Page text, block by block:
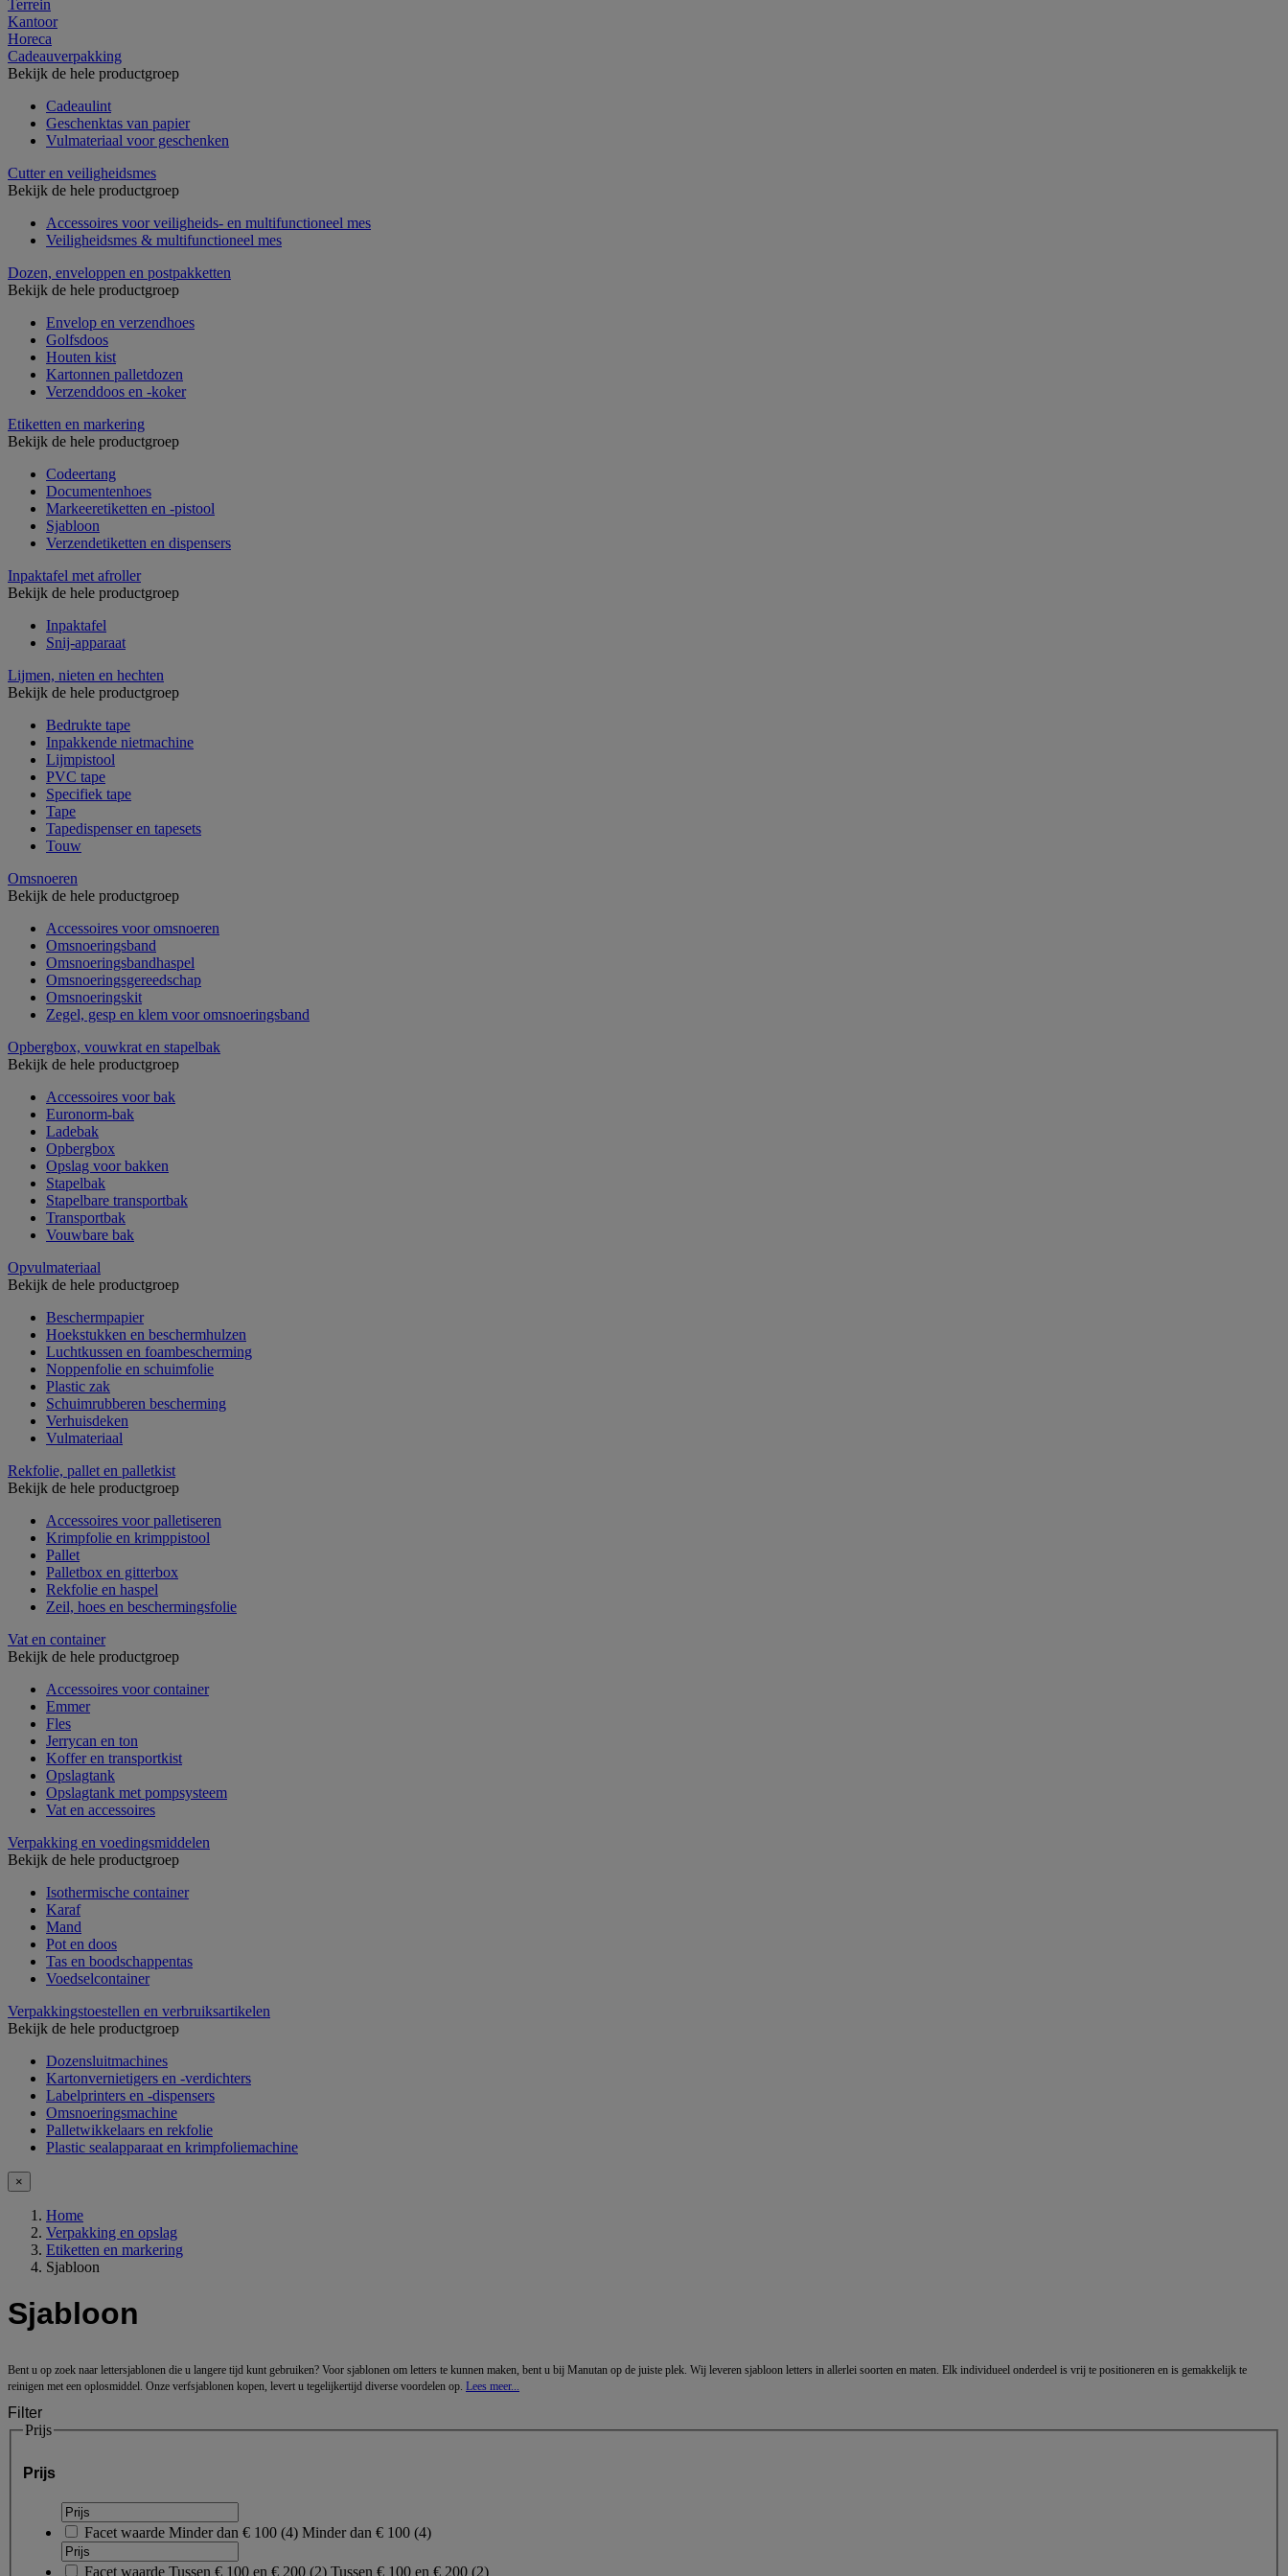
Terrein
Kantoor
Horeca
Cadeauverpakking
Bekijk de hele productgroep
Cadeaulint
Geschenktas van papier
Vulmateriaal voor geschenken
Cutter en veiligheidsmes
Bekijk de hele productgroep
Accessoires voor veiligheids- en multifunctioneel mes
Veiligheidsmes & multifunctioneel mes
Dozen, enveloppen en postpakketten
Bekijk de hele productgroep
Envelop en verzendhoes
Golfsdoos
Houten kist
Kartonnen palletdozen
Verzenddoos en -koker
Etiketten en markering
Bekijk de hele productgroep
Codeertang
Documentenhoes
Markeeretiketten en -pistool
Sjabloon
Verzendetiketten en dispensers
Inpaktafel met afroller
Bekijk de hele productgroep
Inpaktafel
Snij-apparaat
Lijmen, nieten en hechten
Bekijk de hele productgroep
Bedrukte tape
Inpakkende nietmachine
Lijmpistool
PVC tape
Specifiek tape
Tape
Tapedispenser en tapesets
Touw
Omsnoeren
Bekijk de hele productgroep
Accessoires voor omsnoeren
Omsnoeringsband
Omsnoeringsbandhaspel
Omsnoeringsgereedschap
Omsnoeringskit
Zegel, gesp en klem voor omsnoeringsband
Opbergbox, vouwkrat en stapelbak
Bekijk de hele productgroep
Accessoires voor bak
Euronorm-bak
Ladebak
Opbergbox
Opslag voor bakken
Stapelbak
Stapelbare transportbak
Transportbak
Vouwbare bak
Opvulmateriaal
Bekijk de hele productgroep
Beschermpapier
Hoekstukken en beschermhulzen
Luchtkussen en foambescherming
Noppenfolie en schuimfolie
Plastic zak
Schuimrubberen bescherming
Verhuisdeken
Vulmateriaal
Rekfolie, pallet en palletkist
Bekijk de hele productgroep
Accessoires voor palletiseren
Krimpfolie en krimppistool
Pallet
Palletbox en gitterbox
Rekfolie en haspel
Zeil, hoes en beschermingsfolie
Vat en container
Bekijk de hele productgroep
Accessoires voor container
Emmer
Fles
Jerrycan en ton
Koffer en transportkist
Opslagtank
Opslagtank met pompsysteem
Vat en accessoires
Verpakking en voedingsmiddelen
Bekijk de hele productgroep
Isothermische container
Karaf
Mand
Pot en doos
Tas en boodschappentas
Voedselcontainer
Verpakkingstoestellen en verbruiksartikelen
Bekijk de hele productgroep
Dozensluitmachines
Kartonvernietigers en -verdichters
Labelprinters en -dispensers
Omsnoeringsmachine
Palletwikkelaars en rekfolie
Plastic sealapparaat en krimpfoliemachine
×
Home
Verpakking en opslag
Etiketten en markering
Sjabloon
Sjabloon
Bent u op zoek naar lettersjablonen die u langere tijd kunt gebruiken? Voor sjablonen om letters te kunnen maken, bent u bij Manutan op de juiste plek. Wij leveren sjabloon letters in allerlei soorten en maten. Elk individueel onderdeel is vrij te positioneren en is gemakkelijk te
reinigen met een oplosmiddel. Onze verfsjablonen kopen, levert u tegelijkertijd diverse voordelen op. Lees meer...
Filter
Prijs
Prijs
Facet waarde Minder dan € 100 (4) Minder dan € 100 (4)
Facet waarde Tussen € 100 en € 200 (2) Tussen € 100 en € 200 (2)